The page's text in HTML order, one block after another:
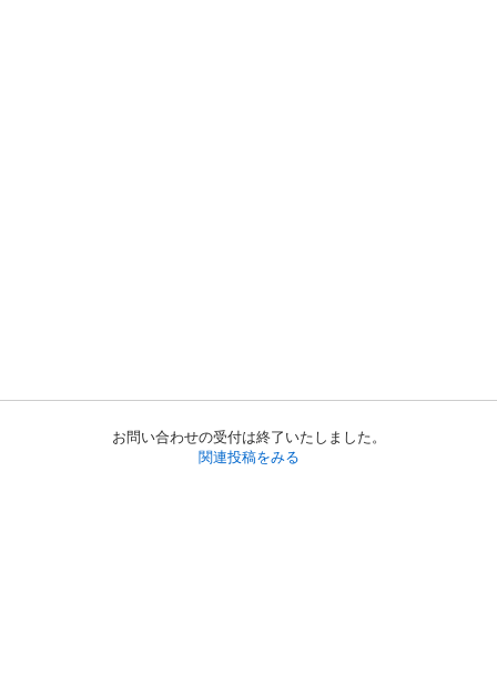
お問い合わせの受付は終了いたしました。
関連投稿をみる